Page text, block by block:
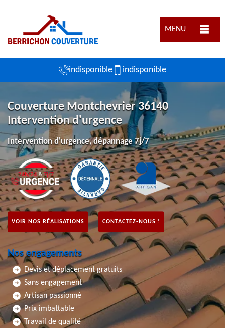
MENU
indisponible indisponible
Couverture Montchevrier 36140
Intervention d'urgence
Intervention d'urgence, dépannage 7j/7
VOIR NOS RÉALISATIONS CONTACTEZ-NOUS !
Nos engagements
Devis et déplacement gratuits
Sans engagement
Artisan passionné
Prix imbattable
Travail de qualité